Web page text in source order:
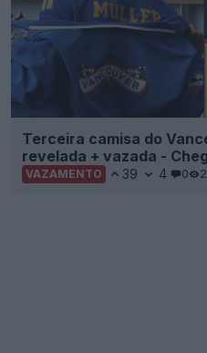
Terceira camisa do
revelada + vazada -
VAZAMENTO 39 4 0